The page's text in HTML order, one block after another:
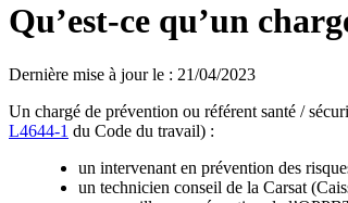
Qu’est-ce qu’un
Dernière mise à jour le : 21/04/2023
Un chargé de prévention ou référent santé /
L4644-1 du Code du travail) :
un intervenant en prévention des
un technicien conseil de la Carsat